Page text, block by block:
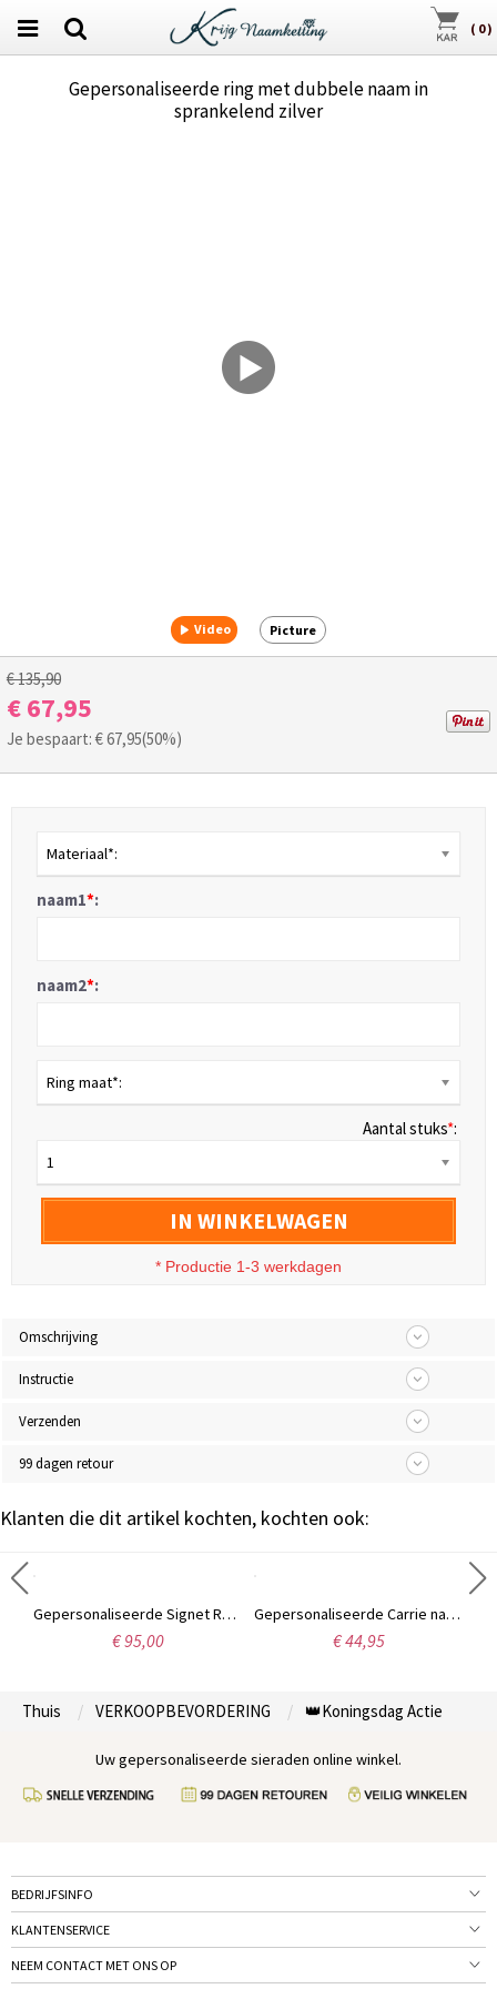
( 0)
Gepersonaliseerde ring met dubbele naam in
sprankelend zilver
Video Picture
€ 135,90
€ 67,95
Je bespaart: €67,95(50%)
Materiaal*:
naam1*:
naam2*:
Ring maat*:
Aantal stuks*:
1
IN WINKELWAGEN
* Productie 1-3 werkdagen
Omschrijving
Instructie
Verzenden
99 dagen retour
Klanten die dit artikel kochten, kochten ook:
Gepersonaliseerde Signet Radiant monogram ring in sterling zilver
€ 95,00
Gepersonaliseerde Carrie naam Ring Gift Sterling zilver
€ 44,95
Thuis VERKOOPBEVORDERING 👑Koningsdag Actie
Uw gepersonaliseerde sieraden online winkel.
BEDRIJFSINFO
KLANTENSERVICE
NEEM CONTACT MET ONS OP